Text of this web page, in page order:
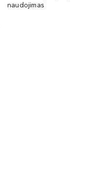
naudojimas